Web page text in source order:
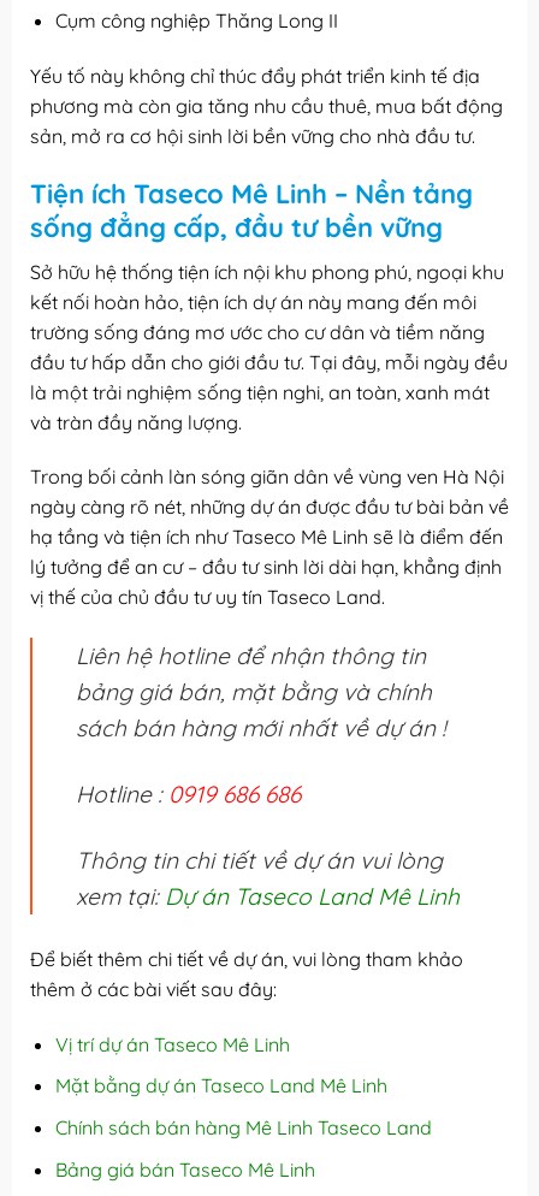
Cụm công nghiệp Thăng Long II
Yếu tố này không chỉ thúc đẩy phát triển kinh tế địa
phương mà còn gia tăng nhu cầu thuê, mua bất động
sản, mở ra cơ hội sinh lời bền vững cho nhà đầu tư.
Tiện ích Taseco Mê Linh – Nền tảng
sống đẳng cấp, đầu tư bền vững
Sở hữu hệ thống tiện ích nội khu phong phú, ngoại khu
kết nối hoàn hảo, tiện ích dự án này mang đến môi
trường sống đáng mơ ước cho cư dân và tiềm năng
đầu tư hấp dẫn cho giới đầu tư. Tại đây, mỗi ngày đều
là một trải nghiệm sống tiện nghi, an toàn, xanh mát
và tràn đầy năng lượng.
Trong bối cảnh làn sóng giãn dân về vùng ven Hà Nội
ngày càng rõ nét, những dự án được đầu tư bài bản về
hạ tầng và tiện ích như Taseco Mê Linh sẽ là điểm đến
lý tưởng để an cư – đầu tư sinh lời dài hạn, khẳng định
vị thế của chủ đầu tư uy tín Taseco Land.
Liên hệ hotline để nhận thông tin
bảng giá bán, mặt bằng và chính
sách bán hàng mới nhất về dự án !
Hotline : 0919 686 686
Thông tin chi tiết về dự án vui lòng
xem tại: Dự án Taseco Land Mê Linh
Để biết thêm chi tiết về dự án, vui lòng tham khảo
thêm ở các bài viết sau đây:
Vị trí dự án Taseco Mê Linh
Mặt bằng dự án Taseco Land Mê Linh
Chính sách bán hàng Mê Linh Taseco Land
Bảng giá bán Taseco Mê Linh